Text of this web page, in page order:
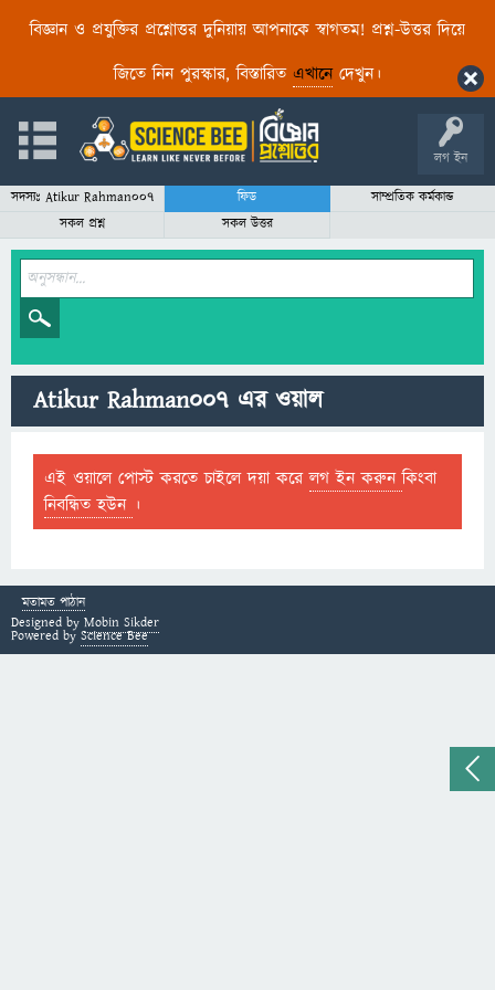
বিজ্ঞান ও প্রযুক্তির প্রশ্নোত্তর দুনিয়ায় আপনাকে স্বাগতম! প্রশ্ন-উত্তর দিয়ে
জিতে নিন পুরস্কার, বিস্তারিত এখানেদেখুন।
লগ ইন
সদস্যঃ Atikur Rahman007 ফিড
সাম্প্রতিক কর্মকান্ড
সকল প্রশ্ন
সকল উত্তর
Atikur Rahman007 এর ওয়াল
এই ওয়ালে পোস্ট করতে চাইলে দয়া করেলগ ইন করুনকিংবা
নিবন্ধিত হউন ।
মতামত পাঠান
Designed by Mobin Sikder
Powered by Science Bee